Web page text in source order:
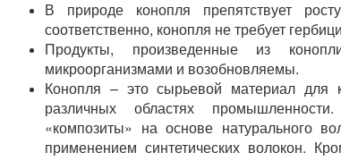
В природе конопля препятствует
соответственно, конопля не требует
Продукты, произведенные из
микроорганизмами и возобновляемы.
Конопля – это сырьевой материал для
различных областях
«композиты» на основе натурального
применением синтетических волокон.